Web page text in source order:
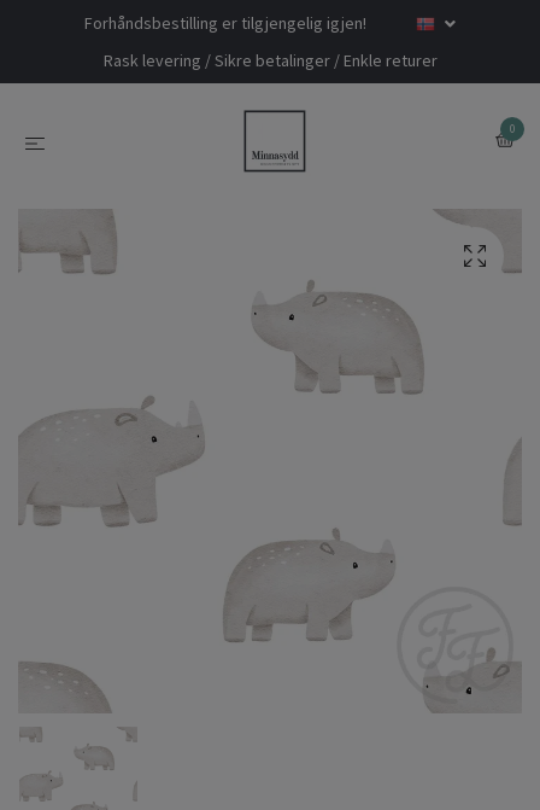
Forhåndsbestilling er tilgjengelig igjen!
Rask levering / Sikre betalinger / Enkle returer
0